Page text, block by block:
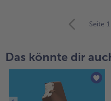
Übersicht.
Es
Seite 1
Das könnte dir